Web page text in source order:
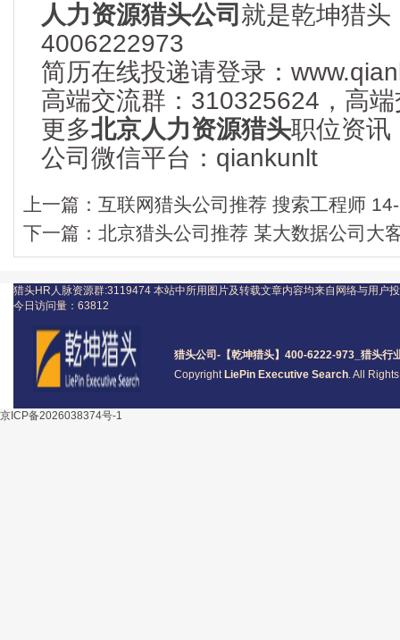
人力资源猎头公司 就是乾坤猎头
4006222973
简历在线投递请登录：
高端交流群：310325624，高
更多北京人力资源猎头职位资讯
公司微信平台：qiankunlt
上一篇： 互联网猎头公司推荐 搜索工程师
下一篇： 北京猎头公司推荐 某大数据公司大
猎头公司 -【乾坤猎头】400-6222-973_ 猎头行
Copyright LiePin Executive Search. All
猎头HR人脉资源群:3119474 本站中所用图片及转载文章内容均来自网络与用户
今日访问量： 63812
京ICP备2026038374号-1